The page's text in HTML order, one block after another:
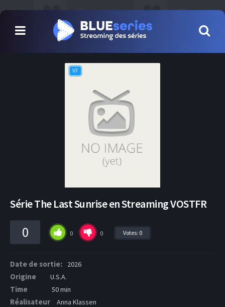
VF
Série The Last Sunrise en Streaming VOSTFR
0 0 0 Votes: 0
Date de sortie: 2026
Origine U.S.A.
Time 50 min
Réalisateur Anna Klassen